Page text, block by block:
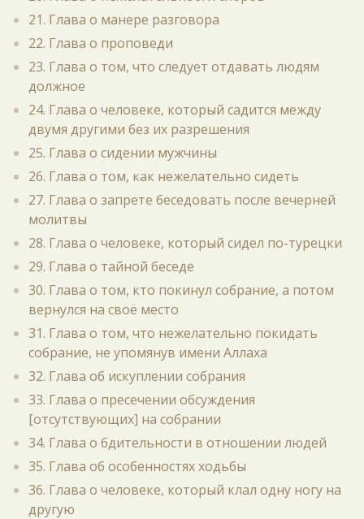
21. Глава о манере разговора
22. Глава о проповеди
23. Глава о том, что следует отдавать людям
должное
24. Глава о человеке, который садится между
двумя другими без их разрешения
25. Глава о сидении мужчины
26. Глава о том, как нежелательно сидеть
27. Глава о запрете беседовать после вечерней
молитвы
28. Глава о человеке, который сидел по-турецки
29. Глава о тайной беседе
30. Глава о том, кто покинул собрание, а потом
вернулся на своё место
31. Глава о том, что нежелательно покидать
собрание, не упомянув имени Аллаха
32. Глава об искуплении собрания
33. Глава о пресечении обсуждения
[отсутствующих] на собрании
34. Глава о бдительности в отношении людей
35. Глава об особенностях ходьбы
36. Глава о человеке, который клал одну ногу на
другую